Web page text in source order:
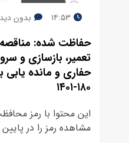
۱۴:۵۳ بدون
حفاظت شده:
تعمیر، بازسازی و
حفاری و مانده یابی
۱۸۰-۱۴۰۱
این محتوا با رمز
مشاهده رمز را در پایین